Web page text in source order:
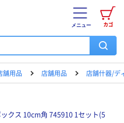
カゴ
メニュー
舗用品 店舗用品 店舗什器/デ
クス 10cm角 745910 1セット(5